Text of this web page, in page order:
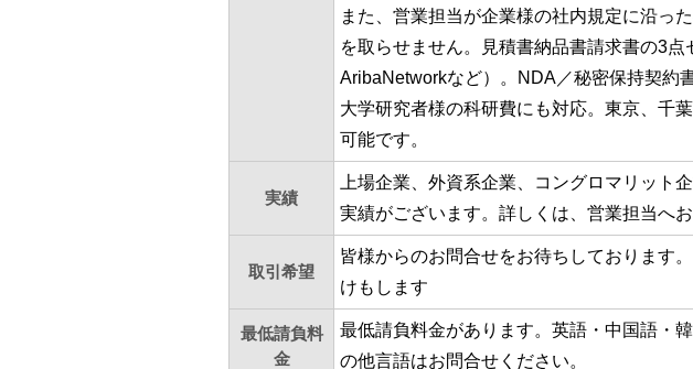
また、営業担当が企業様の社内規定に沿っ
を取らせません。見積書納品書請求書の3
AribaNetworkなど）。NDA／秘密保持契約
大学研究者様の科研費にも対応。東京、千
可能です。
実績
上場企業、外資系企業、コングロマリット
実績がございます。詳しくは、営業担当へお
取引希望
皆様からのお問合せをお待ちしております
けもします
最低請負料
金
最低請負料金があります。英語・中国語・
の他言語はお問合せください。